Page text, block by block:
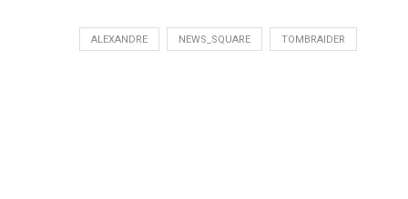
ALEXANDRE NEWS_SQUARE TOMBRAIDER